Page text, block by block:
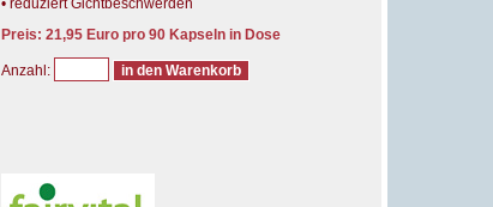
• reduziert Gichtbeschwerden
Preis: 21,95 Euro pro 90 Kapseln in Dose
Anzahl: